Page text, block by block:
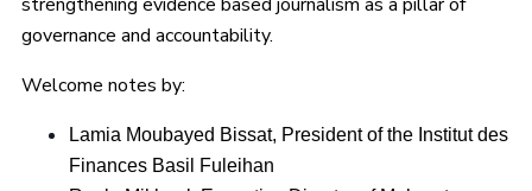
governance and accountability.
Welcome notes by:
Lamia Moubayed Bissat, President of the Institut des
Finances Basil Fuleihan